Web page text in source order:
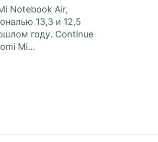
Notebook Air,
13,3 и 12,5
году. Continue
Mi...